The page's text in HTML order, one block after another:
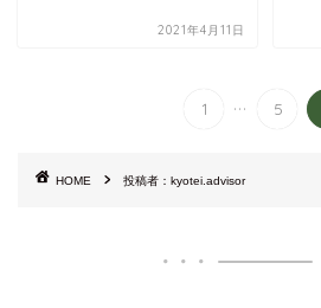
2021年4月11日
1 ... 5
HOME 投稿者：kyotei.advisor